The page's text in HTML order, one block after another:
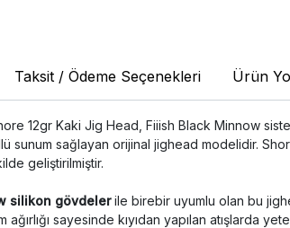
Taksit / Ödeme Seçenekleri Ürün
12gr Kaki Jig Head, Fiiish Black Minnow
sunum sağlayan orijinal jighead modelidir.
geliştirilmiştir.
silikon gövdelerile birebir uyumlu olan bu
ağırlığı sayesinde kıyıdan yapılan